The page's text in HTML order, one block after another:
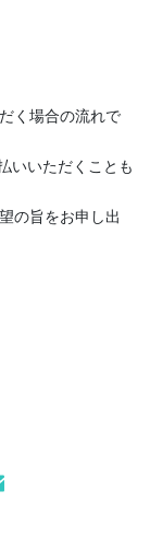
く場合の流れで
いいただくことも
の旨をお申し出